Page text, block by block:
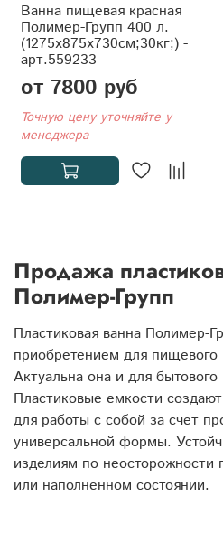
Ванна пищевая красная
Полимер-Групп 400 л.
(1275x875x730см;30кг;) -
арт.559233
от 7800 руб
Точную цену уточняйте у
менеджера
Продажа
Полимер-Групп
Пластиковая ванна Полимер-
приобретением для пищевого
Актуальна она и для
Пластиковые емкости
для работы с собой за счет
универсальной формы.
изделиям по неосторожности
или наполненном состоянии.